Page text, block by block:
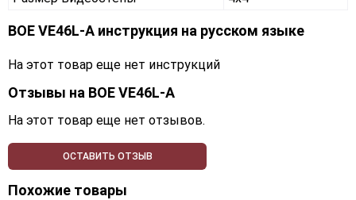
BOE VE46L-A инструкция на русском языке
На этот товар еще нет инструкций
Отзывы на BOE VE46L-A
На этот товар еще нет отзывов.
ОСТАВИТЬ ОТЗЫВ
Похожие товары